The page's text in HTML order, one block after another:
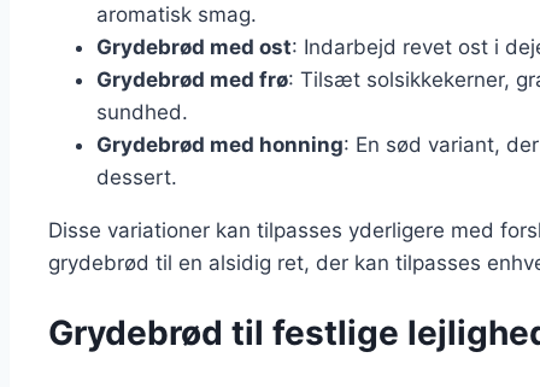
aromatisk smag.
Grydebrød med ost: Indarbejd revet ost i
Grydebrød med frø: Tilsæt solsikkekerner,
sundhed.
Grydebrød med honning: En sød variant,
dessert.
Disse variationer kan tilpasses yderligere med
grydebrød til en alsidig ret, der kan tilpasses
Grydebrød til festlige